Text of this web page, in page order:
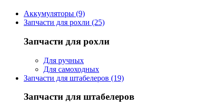
Аккумуляторы (9)
Запчасти для рохли (25)
Запчасти для рохли
Для ручных
Для самоходных
Запчасти для штабелеров (19)
Запчасти для штабелеров